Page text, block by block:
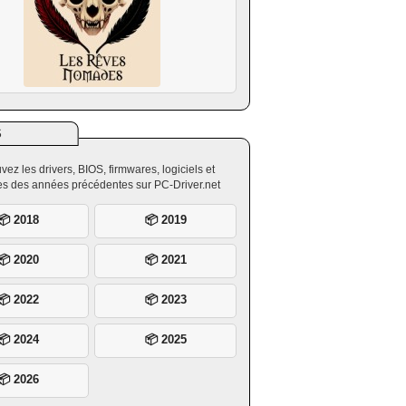
les drivers, BIOS, firmwares, logiciels et
des années précédentes sur PC-Driver.net
2018 📦 2019
2020 📦 2021
2022 📦 2023
2024 📦 2025
2026